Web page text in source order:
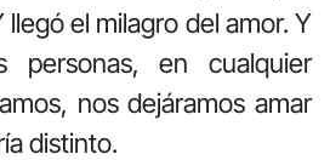
llegó el milagro del amor. Y
en cualquier
nos dejáramos amar
distinto.